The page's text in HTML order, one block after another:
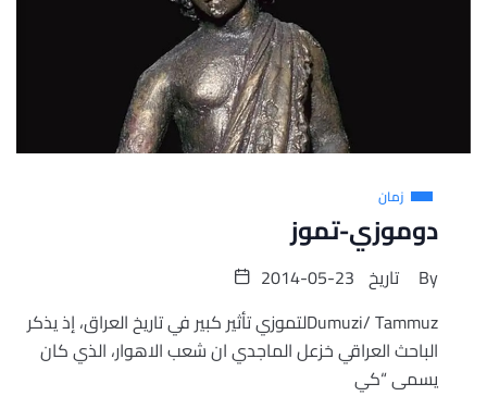
زمان
دوموزي-تموز
By تاريخ 2014-05-23
Dumuzi/ Tammuzلتموزي تأثير كبير في تاريخ العراق، إذ يذكر
الباحث العراقي خزعل الماجدي ان شعب الاهوار، الذي كان
يسمى “كي